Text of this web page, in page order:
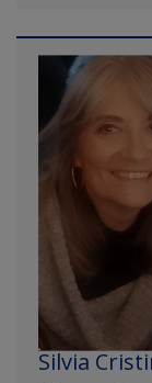
Silvia